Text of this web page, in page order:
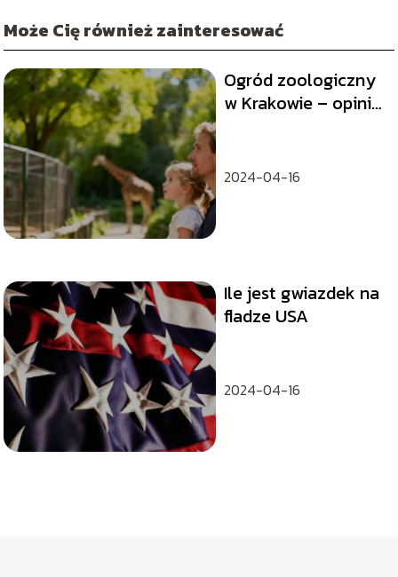
Może Cię również zainteresować
Ogród zoologiczny
w Krakowie – opinie,
2024-04-16
Ile jest gwiazdek na
fladze USA
2024-04-16